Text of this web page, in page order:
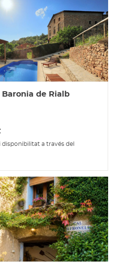
Baronia de Rialb
disponibilitat a través del